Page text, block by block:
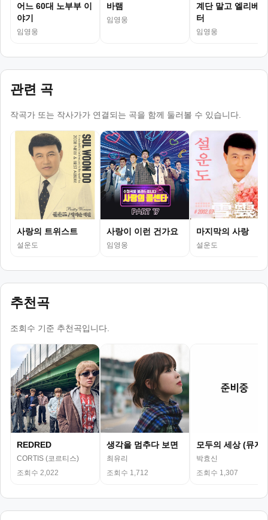
어느 60대 노부부 이
야기
임영웅
바램
임영웅
계단 말고 엘리베이
터
임영웅
관련 곡
작곡가 또는 작사가가 연결되는 곡을 함께 둘러볼 수 있습니다.
사랑의 트위스트
설운도
사랑이 이런 건가요
임영웅
마지막의 사랑
설운도
추천곡
조회수 기준 추천곡입니다.
REDRED
CORTIS (코르티스)
조회수 2,022
생각을 멈추다 보면
최유리
조회수 1,712
모두의 세상 (뮤지
박효신
조회수 1,307